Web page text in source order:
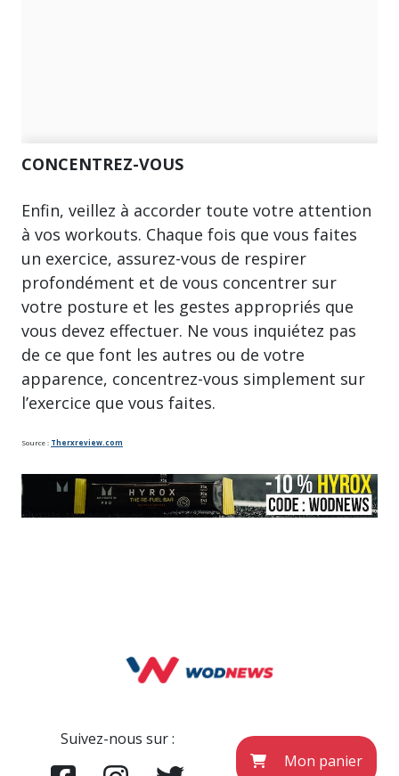
CONCENTREZ-VOUS
Enfin, veillez à accorder toute votre attention
à vos workouts. Chaque fois que vous faites
un exercice, assurez-vous de respirer
profondément et de vous concentrer sur
votre posture et les gestes appropriés que
vous devez effectuer. Ne vous inquiétez pas
de ce que font les autres ou de votre
apparence, concentrez-vous simplement sur
l’exercice que vous faites.
Source : Therxreview.com
Suivez-nous sur :
Mon panier